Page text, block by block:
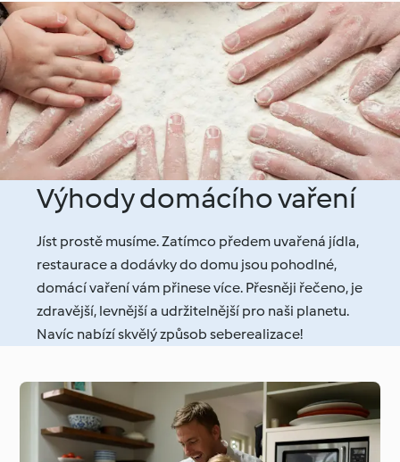
Výhody domácího vaření
Jíst prostě musíme. Zatímco předem uvařená jídla,
restaurace a dodávky do domu jsou pohodlné,
domácí vaření vám přinese více. Přesněji řečeno, je
zdravější, levnější a udržitelnější pro naši planetu.
Navíc nabízí skvělý způsob seberealizace!